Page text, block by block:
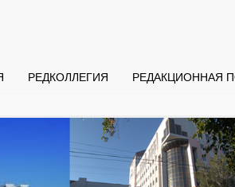
РЕДКОЛЛЕГИЯ РЕДАКЦИОННАЯ